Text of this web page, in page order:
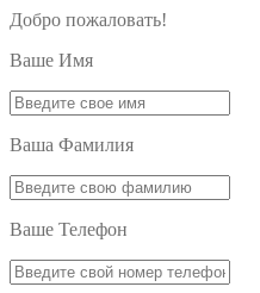
Добро пожаловать!
Ваше Имя
Ваша Фамилия
Ваше Телефон